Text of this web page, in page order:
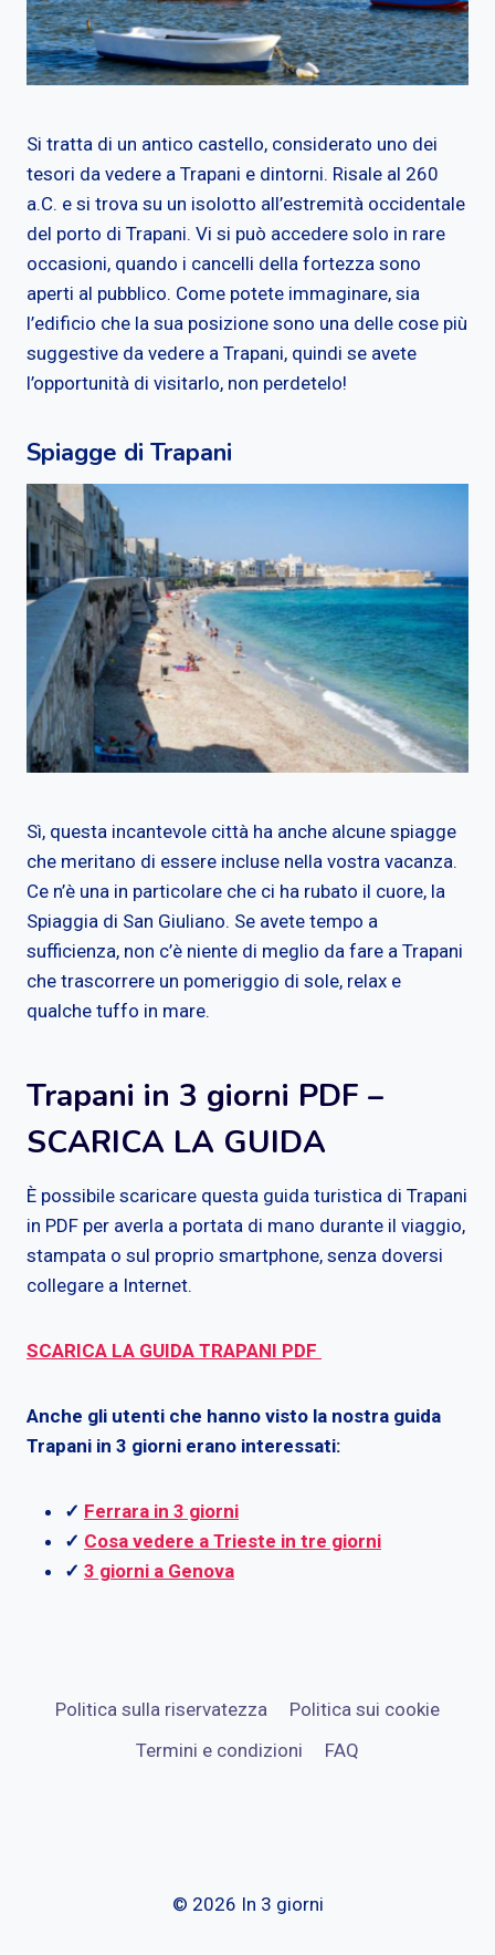
Si tratta di un antico castello, considerato uno dei
tesori da vedere a Trapani e dintorni. Risale al 260
a.C. e si trova su un isolotto all’estremità occidentale
del porto di Trapani. Vi si può accedere solo in rare
occasioni, quando i cancelli della fortezza sono
aperti al pubblico. Come potete immaginare, sia
l’edificio che la sua posizione sono una delle cose più
suggestive da vedere a Trapani, quindi se avete
l’opportunità di visitarlo, non perdetelo!
Spiagge di Trapani
Sì, questa incantevole città ha anche alcune spiagge
che meritano di essere incluse nella vostra vacanza.
Ce n’è una in particolare che ci ha rubato il cuore, la
Spiaggia di San Giuliano. Se avete tempo a
sufficienza, non c’è niente di meglio da fare a Trapani
che trascorrere un pomeriggio di sole, relax e
qualche tuffo in mare.
Trapani in 3 giorni PDF –
SCARICA LA GUIDA
È possibile scaricare questa guida turistica di Trapani
in PDF per averla a portata di mano durante il viaggio,
stampata o sul proprio smartphone, senza doversi
collegare a Internet.
SCARICA LA GUIDA TRAPANI PDF
Anche gli utenti che hanno visto la nostra guida
Trapani in 3 giorni erano interessati:
✓ Ferrara in 3 giorni
✓ Cosa vedere a Trieste in tre giorni
✓ 3 giorni a Genova
Politica sulla riservatezza
Politica sui cookie
Termini e condizioni
FAQ
© 2026 In 3 giorni